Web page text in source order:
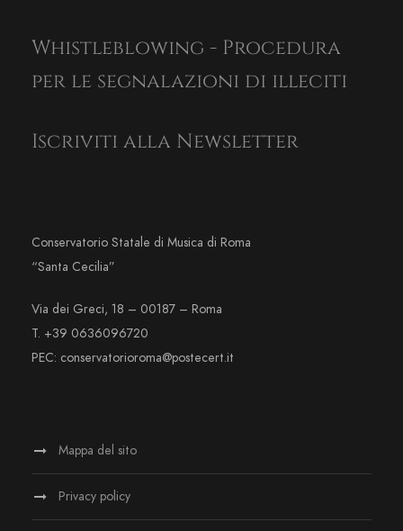
Whistleblowing - Procedura
per le segnalazioni di illeciti
Iscriviti alla Newsletter
Conservatorio Statale di Musica di Roma
“Santa Cecilia”
Via dei Greci, 18 – 00187 – Roma
T. +39 0636096720
PEC: conservatorioroma@postecert.it
Mappa del sito
Privacy policy